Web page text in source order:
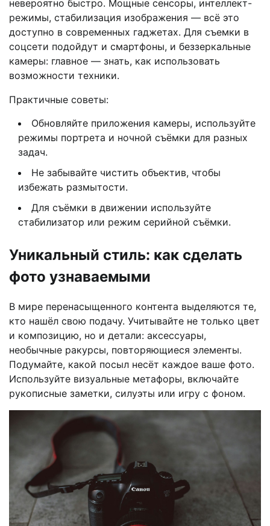
невероятно быстро. Мощные сенсоры, интеллект-
режимы, стабилизация изображения — всё это
доступно в современных гаджетах. Для съемки в
соцсети подойдут и смартфоны, и беззеркальные
камеры: главное — знать, как использовать
возможности техники.
Практичные советы:
Обновляйте приложения камеры, используйте
режимы портрета и ночной съёмки для разных
задач.
Не забывайте чистить объектив, чтобы
избежать размытости.
Для съёмки в движении используйте
стабилизатор или режим серийной съёмки.
Уникальный стиль: как сделать
фото узнаваемыми
В мире перенасыщенного контента выделяются те,
кто нашёл свою подачу. Учитывайте не только цвет
и композицию, но и детали: аксессуары,
необычные ракурсы, повторяющиеся элементы.
Подумайте, какой посыл несёт каждое ваше фото.
Используйте визуальные метафоры, включайте
рукописные заметки, силуэты или игру с фоном.